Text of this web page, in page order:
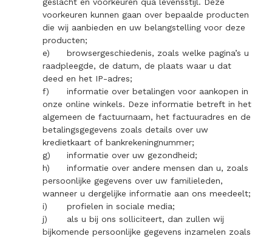
voorkeuren kunnen gaan over bepaalde producten
die wij aanbieden en uw belangstelling voor deze
producten;
e)
browsergeschiedenis, zoals welke pagina’s u
raadpleegde, de datum, de plaats waar u dat
deed en het IP-adres;
f)
informatie over betalingen voor aankopen in
onze online winkels. Deze informatie betreft in het
algemeen de factuurnaam, het factuuradres en de
betalingsgegevens zoals details over uw
kredietkaart of bankrekeningnummer;
g)
informatie over uw gezondheid;
h)
informatie over andere mensen dan u, zoals
persoonlijke gegevens over uw familieleden,
wanneer u dergelijke informatie aan ons meedeelt;
i)
profielen in sociale media;
j)
als u bij ons solliciteert, dan zullen wij
bijkomende persoonlijke gegevens inzamelen zoals